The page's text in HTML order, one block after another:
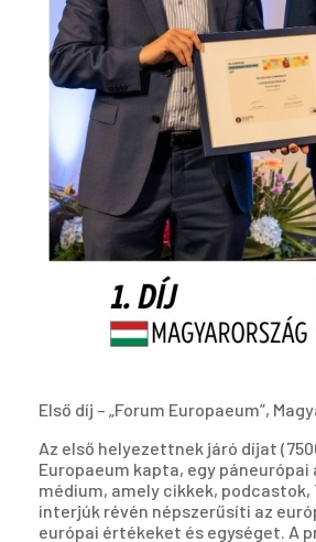
Első díj – „Forum Europaeum”,
Az első helyezettnek járó díjat
Europaeum kapta, egy
médium, amely cikkek, podcastok,
interjúk révén népszerűsíti az
európai értékeket és egységet. A